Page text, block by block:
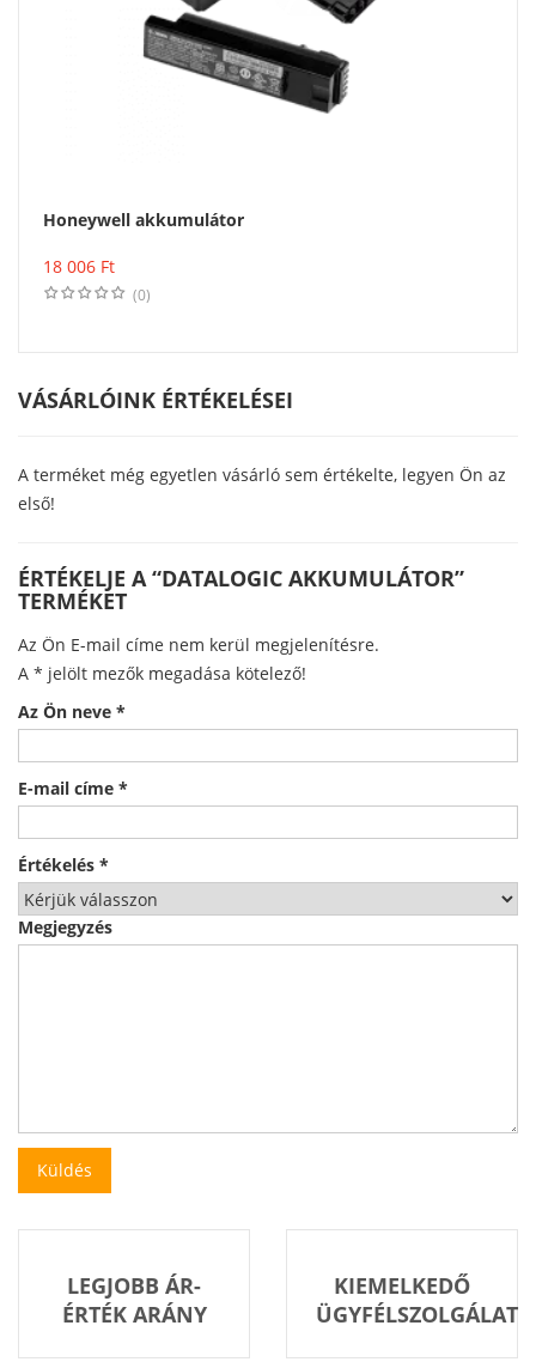
Honeywell akkumulátor
18 006 Ft
(0)
VÁSÁRLÓINK ÉRTÉKELÉSEI
A terméket még egyetlen vásárló sem értékelte, legyen Ön az
első!
ÉRTÉKELJE A “DATALOGIC AKKUMULÁTOR”
TERMÉKET
Az Ön E-mail címe nem kerül megjelenítésre.
A * jelölt mezők megadása kötelező!
Az Ön neve *
E-mail címe *
Értékelés *
Megjegyzés
LEGJOBB ÁR-
ÉRTÉK ARÁNY
KIEMELKEDŐ
ÜGYFÉLSZOLGÁLAT